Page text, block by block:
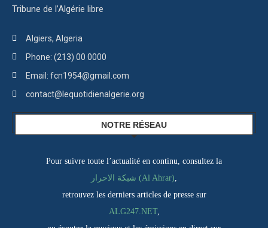
Tribune de l’Algérie libre
Algiers, Algeria
Phone: (213) 00 0000
Email: fcn1954@gmail.com
contact@lequotidienalgerie.org
NOTRE RÉSEAU
Pour suivre toute l’actualité en continu, consultez la
شبكة الاحرار (Al Ahrar),
retrouvez les derniers articles de presse sur
ALG247.NET,